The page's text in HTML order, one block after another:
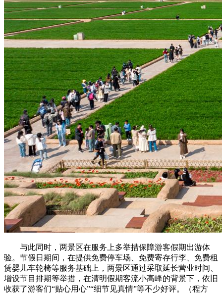
与此同时，两景区在服务上多举措保障游客假期出游体
验。节假日期间，在提供免费停车场、免费寄存行李、免费租
赁婴儿车轮椅等服务基础上，两景区通过采取延长营业时间、
增设节目排期等举措，在清明假期客流小高峰的背景下，依旧
收获了游客们“贴心用心”“细节见真情”等不少好评。（程方